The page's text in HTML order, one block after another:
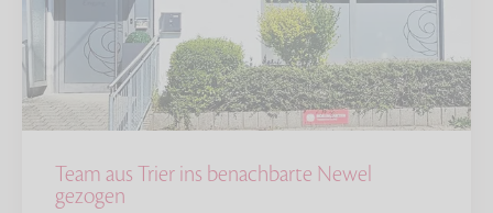
Team aus Trier ins benachbarte Newel
gezogen